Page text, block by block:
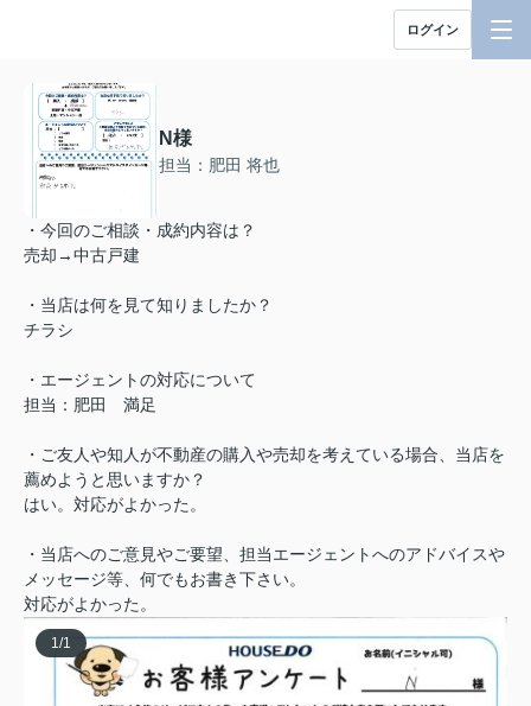
ログイン
N様
担当：肥田 将也
・今回のご相談・成約内容は？
売却→中古戸建
・当店は何を見て知りましたか？
チラシ
・エージェントの対応について
担当：肥田 満足
・ご友人や知人が不動産の購入や売却を考えている場合、当店を
薦めようと思いますか？
はい。対応がよかった。
・当店へのご意見やご要望、担当エージェントへのアドバイスや
メッセージ等、何でもお書き下さい。
対応がよかった。
1/1